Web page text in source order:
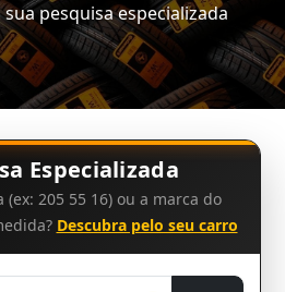
pesquisa especializada
Especializada
205 55 16) ou a marca do
Descubra pelo seu carro